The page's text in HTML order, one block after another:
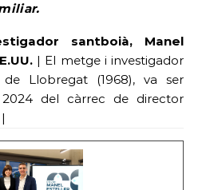
santboià, Manel
| El metge i investigador
Llobregat (1968), va ser
del càrrec de director